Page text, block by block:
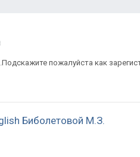
пожалуйста как
Биболетовой М.З.